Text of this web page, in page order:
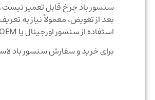
سنسور باد چرخ قابل تعمیر
بعد از تعویض، معمولاً نیاز به
استفاده از سنسور اورجینال یا OEM باعث جلوگیری از خطا و ناسازگاری می‌شود
برای خرید و سفارش سنسور باد